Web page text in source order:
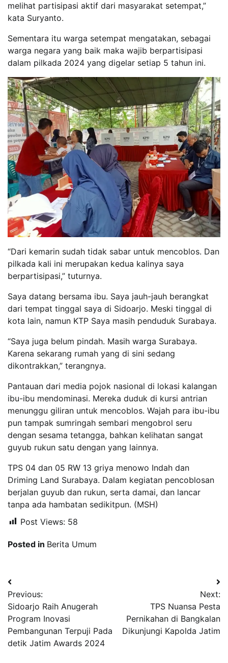
melihat partisipasi aktif dari masyarakat setempat,”
kata Suryanto.
Sementara itu warga setempat mengatakan, sebagai
warga negara yang baik maka wajib berpartisipasi
dalam pilkada 2024 yang digelar setiap 5 tahun ini.
“Dari kemarin sudah tidak sabar untuk mencoblos. Dan
pilkada kali ini merupakan kedua kalinya saya
berpartisipasi,” tuturnya.
Saya datang bersama ibu. Saya jauh-jauh berangkat
dari tempat tinggal saya di Sidoarjo. Meski tinggal di
kota lain, namun KTP Saya masih penduduk Surabaya.
“Saya juga belum pindah. Masih warga Surabaya.
Karena sekarang rumah yang di sini sedang
dikontrakkan,” terangnya.
Pantauan dari media pojok nasional di lokasi kalangan
ibu-ibu mendominasi. Mereka duduk di kursi antrian
menunggu giliran untuk mencoblos. Wajah para ibu-ibu
pun tampak sumringah sembari mengobrol seru
dengan sesama tetangga, bahkan kelihatan sangat
guyub rukun satu dengan yang lainnya.
TPS 04 dan 05 RW 13 griya menowo Indah dan
Driming Land Surabaya. Dalam kegiatan pencoblosan
berjalan guyub dan rukun, serta damai, dan lancar
tanpa ada hambatan sedikitpun. (MSH)
Post Views: 58
Posted in Berita Umum
Navigasi
pos
Previous:
Sidoarjo Raih Anugerah
Program Inovasi
Pembangunan Terpuji Pada
detik Jatim Awards 2024
Next:
TPS Nuansa Pesta
Pernikahan di Bangkalan
Dikunjungi Kapolda Jatim